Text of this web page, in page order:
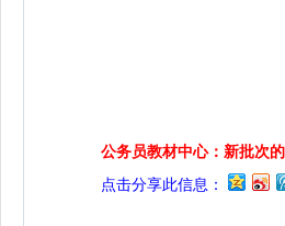
公务员教材中心：新批次
点击分享此信息：